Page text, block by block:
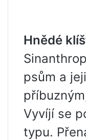
Hnědé
psům a
Vyvíjí se
typu.